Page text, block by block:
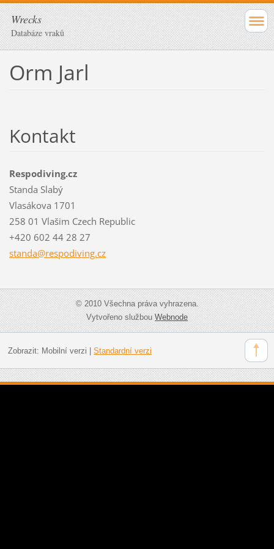
Wrecks
Databáze vraků
Orm Jarl
Kontakt
Respodiving.cz
Standa Slabý
Vlasákova 1701
258 01 Vlašim Czech Republic
+420 602 44 28 27
standa@respodiving.cz
© 2010 Všechna práva vyhrazena.
Vytvořeno službouWebnode
Zobrazit: Mobilní verzi Standardní verzi